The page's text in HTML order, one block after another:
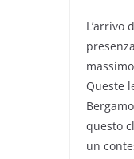
L’arrivo
Queste
questo
un